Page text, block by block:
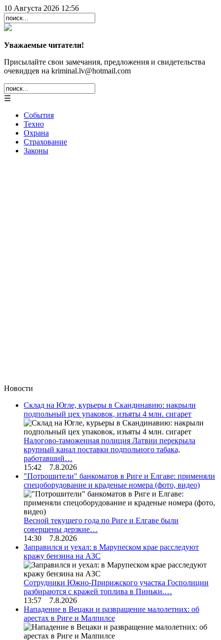
10 Августа 2026 12:56
Уважаемые читатели!
Присылайте свои замечания, предложения и свидетельства
очевидцев на kriminal.lv@hotmail.com
☰
События
Техно
Охрана
Страхование
Законы
Новости
Склад на Югле, курьеры в Скандинавию: накрыли
подпольный цех упаковок, изъяты 4 млн. сигарет
Налогово-таможенная полиция Латвии перекрыла
крупный канал поставки подпольного табака,
работавший…
15:42 7.8.2026
"Потрошители" банкоматов в Риге и Елгаве: применяли
спецоборудование и краденые номера (фото, видео)
Весной текущего года по Риге и Елгаве были
совершены дерзкие…
14:30 7.8.2026
Заправился и уехал: в Марупеском крае расследуют
кражу бензина на АЗС
Сотрудники Южно-Пририжского участка Госполиции
разбираются с кражей топлива в Пиньки.…
13:57 7.8.2026
Нападение в Вецаки и развращение малолетних: об
арестах в Риге и Малпилсе